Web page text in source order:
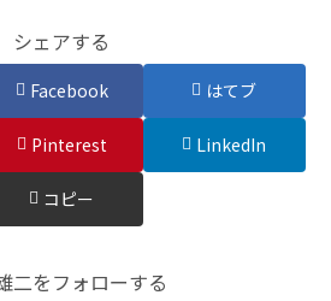
シェアする
Facebook はてブ
Pinterest LinkedIn
コピー
二をフォローする